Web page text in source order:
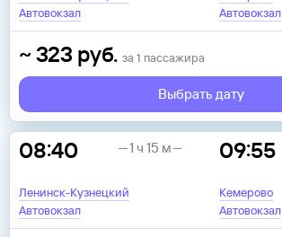
Автовокзал
Автовокзал
~323 руб. за 1 пассажира
Выбрать дату
08:40
Ленинск-Кузнецкий
Автовокзал
09:55
Кемерово
Автовокзал
1 ч 15 м